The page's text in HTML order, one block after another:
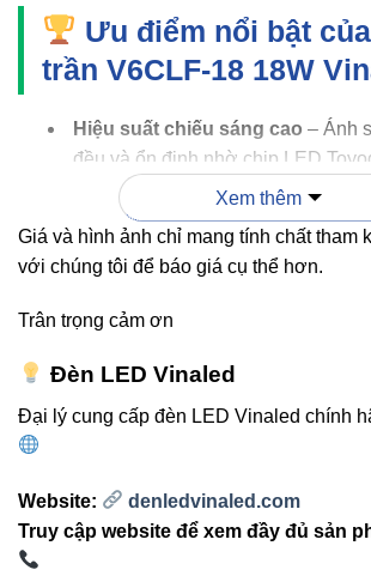
Ưu điểm nổi bật
trần V6CLF-18 18W
Hiệu suất chiếu sáng cao – Ánh
đều và ổn định nhờ chip LED
tiếng từ Nhật Bản.
Tiết kiệm năng lượng– Chỉ 18W
tương đương bóng đèn truyền
Thiết kế sang trọng
chỉ 25mm, phù hợp mọi phong
An toàn và thân thiện– Không
không phát tia UV, bảo vệ thị lực
Xem thêm
Giá và hình ảnh chỉ mang tính chất tham
với chúng tôi để báo giá cụ thể hơn.
Trân trọng cảm ơn
Đèn LED Vinaled
Đại lý cung cấp đèn LED Vinaled chính
Website:
denledvinaled.com
Truy cập website để xem đầy đủ sản